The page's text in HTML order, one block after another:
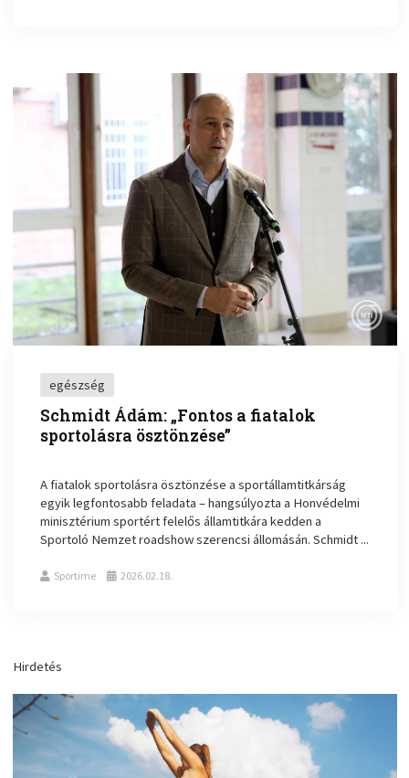
egészség
Schmidt Ádám: „Fontos a fiatalok
sportolásra ösztönzése”
A fiatalok sportolásra ösztönzése a sportállamtitkárság
egyik legfontosabb feladata – hangsúlyozta a Honvédelmi
minisztérium sportért felelős államtitkára kedden a
Sportoló Nemzet roadshow szerencsi állomásán. Schmidt ...
Sportime 2026.02.18.
Hirdetés